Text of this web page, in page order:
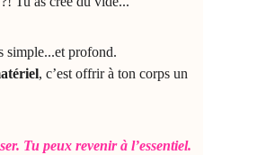
simple...et profond.
, c’est offrir à ton corps un
Tu peux revenir à l’essentiel.